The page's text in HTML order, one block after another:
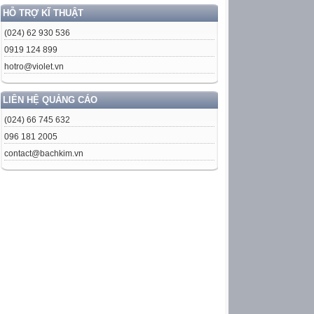
HỖ TRỢ KĨ THUẬT
(024) 62 930 536
0919 124 899
hotro@violet.vn
LIÊN HỆ QUẢNG CÁO
(024) 66 745 632
096 181 2005
contact@bachkim.vn